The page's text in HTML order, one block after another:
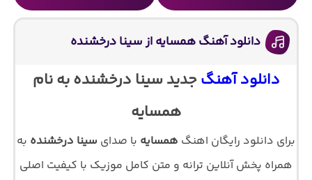
دانلود آهنگ همسایه از سینا درخشنده
دانلود آهنگجدید سینا درخشنده به نام
همسایه
برای دانلود رایگان اهنگ همسایه با صدای سینا درخشنده به
همراه پخش آنلاین ترانه و متن کامل موزیک با کیفیت اصلی